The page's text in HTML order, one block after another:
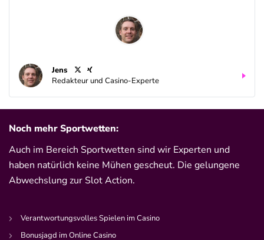
Interwetten Bonus
100% bis 100€ Neukundenbonus
Bwin Bonus
bet-at-home Bonus
500 % QUOTENBOOST + 100€
BONUS
AGB gelten
4.6/5
Zum Sportwetten Bonusvergleich
Jens
Redakteur und Casino-Experte
Noch mehr Sportwetten:
Auch im Bereich Sportwetten sind wir Experten und
haben natürlich keine Mühen gescheut. Die gelungene
Abwechslung zur Slot Action.
Verantwortungsvolles Spielen im Casino
Bonusjagd im Online Casino